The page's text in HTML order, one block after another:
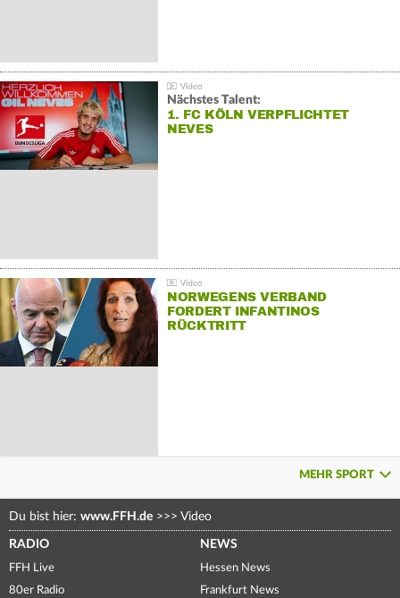
Nächstes Talent:
1. FC KÖLN VERPFLICHTET
NEVES
NORWEGENS VERBAND
FORDERT INFANTINOS
RÜCKTRITT
MEHR SPORT
Du bist hier: www.FFH.de >>> Video
RADIO
FFH Live
80er Radio
NEWS
Hessen News
Frankfurt News